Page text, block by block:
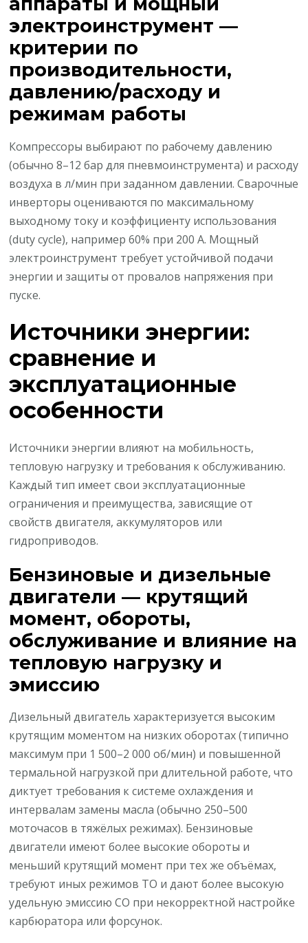
электроинструмент —
критерии по
производительности,
давлению/расходу и
режимам работы
Компрессоры выбирают по рабочему давлению
(обычно 8–12 бар для пневмоинструмента) и расходу
воздуха в л/мин при заданном давлении. Сварочные
инверторы оцениваются по максимальному
выходному току и коэффициенту использования
(duty cycle), например 60% при 200 А. Мощный
электроинструмент требует устойчивой подачи
энергии и защиты от провалов напряжения при
пуске.
Источники энергии:
сравнение и
эксплуатационные
особенности
Источники энергии влияют на мобильность,
тепловую нагрузку и требования к обслуживанию.
Каждый тип имеет свои эксплуатационные
ограничения и преимущества, зависящие от
свойств двигателя, аккумуляторов или
гидроприводов.
Бензиновые и дизельные
двигатели — крутящий
момент, обороты,
обслуживание и влияние на
тепловую нагрузку и
эмиссию
Дизельный двигатель характеризуется высоким
крутящим моментом на низких оборотах (типично
максимум при 1 500–2 000 об/мин) и повышенной
термальной нагрузкой при длительной работе, что
диктует требования к системе охлаждения и
интервалам замены масла (обычно 250–500
моточасов в тяжёлых режимах). Бензиновые
двигатели имеют более высокие обороты и
меньший крутящий момент при тех же объёмах,
требуют иных режимов ТО и дают более высокую
удельную эмиссию CO при некорректной настройке
карбюратора или форсунок.